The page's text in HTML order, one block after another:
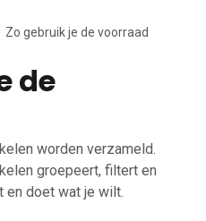
Zo gebruik je de voorraad
de
worden verzameld.
groepeert, filtert en
doet wat je wilt.